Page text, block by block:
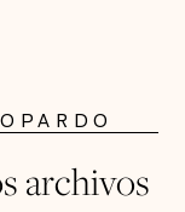
archivos